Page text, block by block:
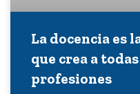
La docencia es
que crea a
profesiones